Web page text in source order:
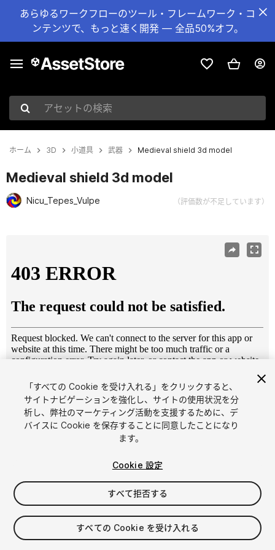
あらゆるワークフローのツール・フレームワーク・コ
ンテンツで、もっと速く開発 — 全品50%オフ。
アセットの検索
ホーム 3D 小道具 武器 Medieval shield 3d model
Medieval shield 3d model
Nicu_Tepes_Vulpe （評価数が不足しています）
1 /2
$5
消費税は決済時に計算されます
「すべての Cookie を受け入れる」をクリックすると、
サイトナビゲーションを強化し、サイトの使用状況を分
析し、弊社のマーケティング活動を支援するために、デ
バイスに Cookie を保存することに同意したことになり
ます。
Cookie 設定
すべて拒否する
すべての Cookie を受け入れる